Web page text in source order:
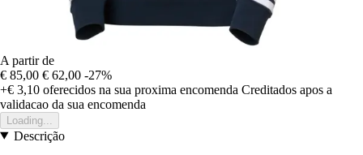
A partir de
€ 85,00 € 62,00 -27%
+€ 3,10 oferecidos na sua proxima encomenda Creditados apos a
validacao da sua encomenda
Loading...
Descrição